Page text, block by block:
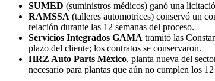
SUMED (suministros médicos) ganó una
RAMSSA (talleres automotrices) conservó un
relación durante las 12 semanas del proceso.
Servicios Integrados GAMA tramitó las
plazo del cliente; los contratos se conservaron.
HRZ Auto Parts México, planta nueva del
necesario para plantas que aún no cumplen los